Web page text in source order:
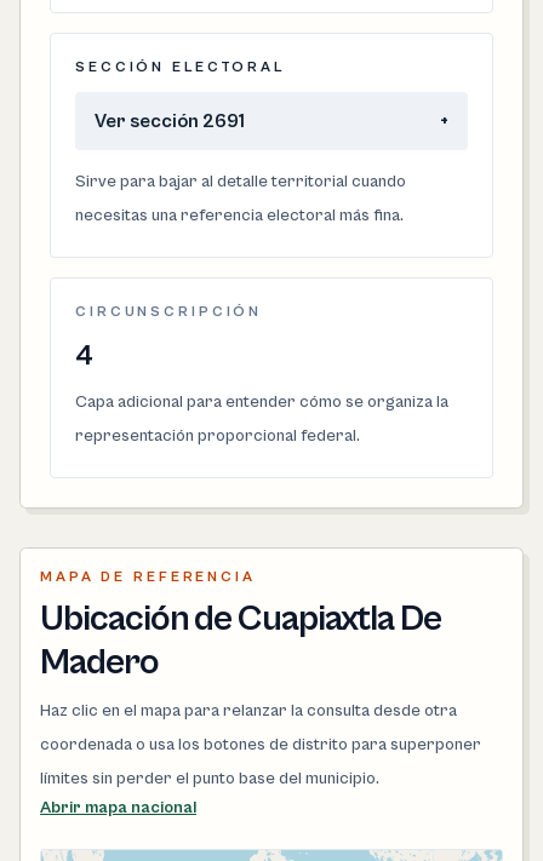
SECCIÓN ELECTORAL
Ver sección 2691 +
Sirve para bajar al detalle territorial cuando
necesitas una referencia electoral más fina.
CIRCUNSCRIPCIÓN
4
Capa adicional para entender cómo se organiza la
representación proporcional federal.
MAPA DE REFERENCIA
Ubicación de Cuapiaxtla De
Madero
Haz clic en el mapa para relanzar la consulta desde otra
coordenada o usa los botones de distrito para superponer
límites sin perder el punto base del municipio.
Abrir mapa nacional